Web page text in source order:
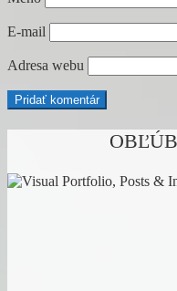
E-mail
Adresa webu